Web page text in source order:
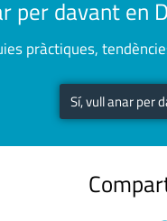
per davant en
pràctiques,
Sí, vull anar per